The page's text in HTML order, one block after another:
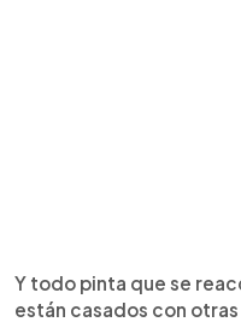
Y todo pinta que se
están casados con otras